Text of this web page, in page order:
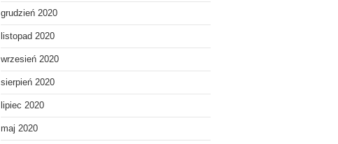
grudzień 2020
listopad 2020
wrzesień 2020
sierpień 2020
lipiec 2020
maj 2020